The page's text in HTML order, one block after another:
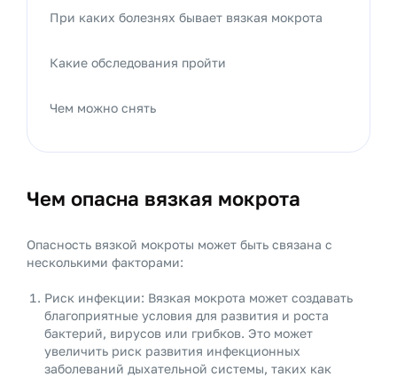
Чем опасна вязкая мокрота
Опасность вязкой мокроты может быть связана с
несколькими факторами:
Риск инфекции: Вязкая мокрота может создавать
благоприятные условия для развития и роста
бактерий, вирусов или грибков. Это может
увеличить риск развития инфекционных
заболеваний дыхательной системы, таких как
При каких болезнях бывает вязкая мокрота
Какие обследования пройти
Чем можно снять